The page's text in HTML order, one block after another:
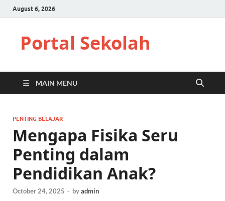
August 6, 2026
Portal Sekolah
MAIN MENU
PENTING BELAJAR
Mengapa Fisika Seru
Penting dalam
Pendidikan Anak?
October 24, 2025 - byadmin